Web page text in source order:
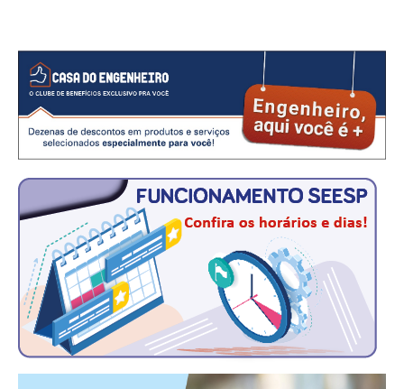
CAMPANHAS SALARIAIS
PALAVRA DO MURILO
CONTEÚDO ESPECIAL
JORNAL DO ENGENHEIRO
AGENDA
SEESP NOTÍCIAS
NOTÍCIAS NO WHATSAPP